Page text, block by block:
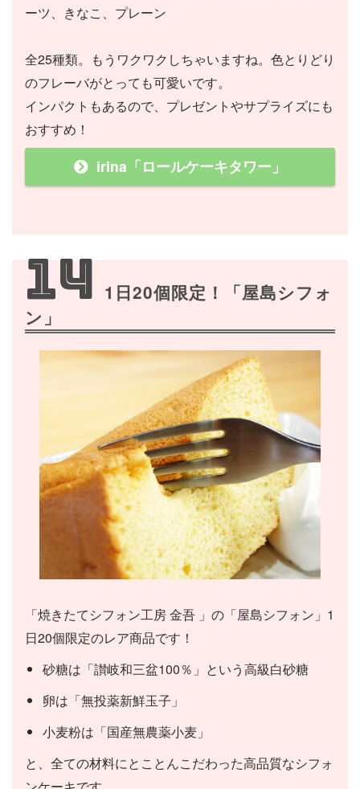
ーツ、きなこ、プレーン
全25種類。もうワクワクしちゃいますね。色とりどり
のフレーバがとっても可愛いです。
インパクトもあるので、プレゼントやサプライズにも
おすすめ！
irina「ロールケーキタワー」
14 1日20個限定！「屋島シフォ
ン」
「焼きたてシフォン工房 金吾 」の「屋島シフォン」1
日20個限定のレア商品です！
砂糖は「讃岐和三盆100％」という高級白砂糖
卵は「無投薬新鮮玉子」
小麦粉は「国産無農薬小麦」
と、全ての材料にとことんこだわった高品質なシフォ